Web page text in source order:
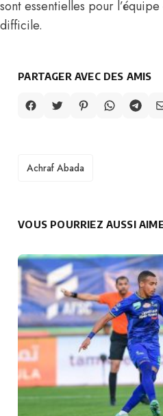
sont essentielles pour
difficile.
PARTAGER AVEC DES AMIS
TAGS
Achraf Abada
VOUS POURRIEZ AUSSI